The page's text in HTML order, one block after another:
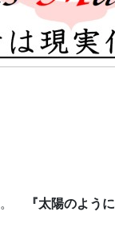
。
『太陽のよう